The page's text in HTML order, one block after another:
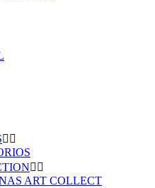
 
 
ART COLLECT